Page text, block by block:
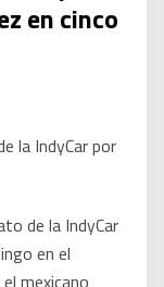
en cinco
de la IndyCar
en el